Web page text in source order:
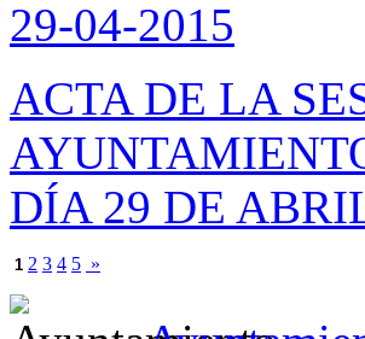
29-04-2015
ACTA DE LA
DÍA 29 DE
1 2 3 4 5 »